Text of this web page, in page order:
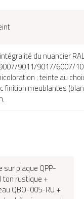
du nuancier
9011/9017/6007/
: teinte au
finition meublantes
sur plaque QPP-
ton rustique +
QBO-005-RU +